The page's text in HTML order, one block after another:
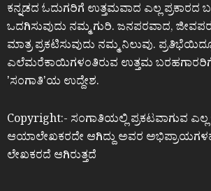
ಕನ್ನಡದ ಓದುಗರಿಗೆ ಉತ್ತಮವಾದ ಎಲ್ಲ ಪ್ರಕಾರದ
ಒದಗಿಸುವುದು ನಮ್ಮ ಗುರಿ. ಜನಪರವಾದ,
ಮಾತ್ರ ಪ್ರಕಟಿಸುವುದು ನಮ್ಮ ನಿಲುವು.
ಎಲೆಮರೆಕಾಯಿಗಳಂತಿರುವ ಉತ್ತಮ ಬರಹಗಾರರಿಗೆ
ʼಸಂಗಾತಿʼಯ ಉದ್ದೇಶ.
Copyright:- ಸಂಗಾತಿಯಲ್ಲಿ ಪ್ರಕಟವಾಗುವ ಎಲ್ಲ
ಆಯಾಲೇಖಕರದೇ ಆಗಿದ್ದು ಅವರ
ಲೇಖಕರದೆ ಆಗಿರುತ್ತದೆ